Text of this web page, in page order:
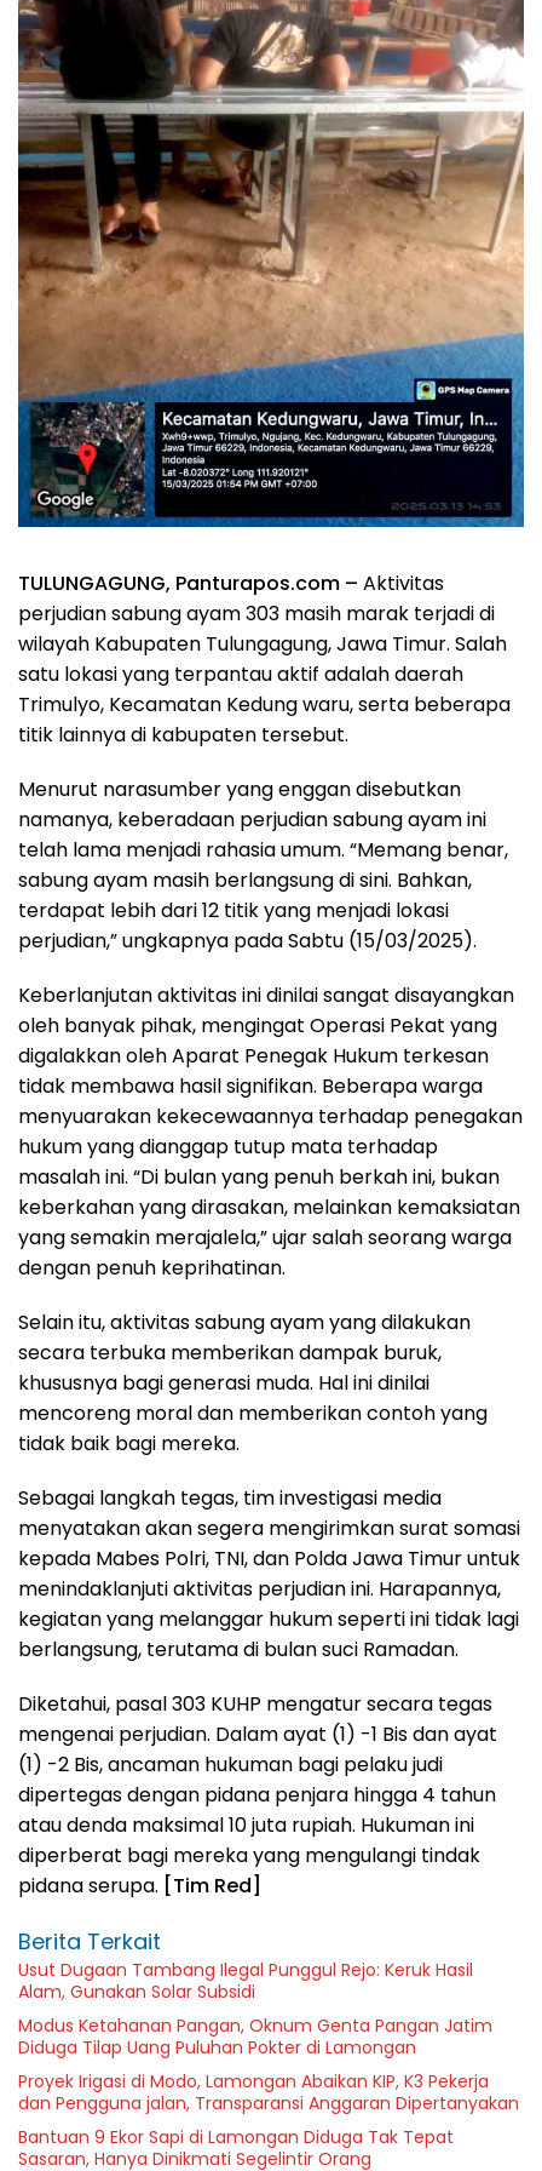
TULUNGAGUNG, Panturapos.com – Aktivitas
perjudian sabung ayam 303 masih marak terjadi di
wilayah Kabupaten Tulungagung, Jawa Timur. Salah
satu lokasi yang terpantau aktif adalah daerah
Trimulyo, Kecamatan Kedung waru, serta beberapa
titik lainnya di kabupaten tersebut.
Menurut narasumber yang enggan disebutkan
namanya, keberadaan perjudian sabung ayam ini
telah lama menjadi rahasia umum. “Memang benar,
sabung ayam masih berlangsung di sini. Bahkan,
terdapat lebih dari 12 titik yang menjadi lokasi
perjudian,” ungkapnya pada Sabtu (15/03/2025).
Keberlanjutan aktivitas ini dinilai sangat disayangkan
oleh banyak pihak, mengingat Operasi Pekat yang
digalakkan oleh Aparat Penegak Hukum terkesan
tidak membawa hasil signifikan. Beberapa warga
menyuarakan kekecewaannya terhadap penegakan
hukum yang dianggap tutup mata terhadap
masalah ini. “Di bulan yang penuh berkah ini, bukan
keberkahan yang dirasakan, melainkan kemaksiatan
yang semakin merajalela,” ujar salah seorang warga
dengan penuh keprihatinan.
Selain itu, aktivitas sabung ayam yang dilakukan
secara terbuka memberikan dampak buruk,
khususnya bagi generasi muda. Hal ini dinilai
mencoreng moral dan memberikan contoh yang
tidak baik bagi mereka.
Sebagai langkah tegas, tim investigasi media
menyatakan akan segera mengirimkan surat somasi
kepada Mabes Polri, TNI, dan Polda Jawa Timur untuk
menindaklanjuti aktivitas perjudian ini. Harapannya,
kegiatan yang melanggar hukum seperti ini tidak lagi
berlangsung, terutama di bulan suci Ramadan.
Diketahui, pasal 303 KUHP mengatur secara tegas
mengenai perjudian. Dalam ayat (1) -1 Bis dan ayat
(1) -2 Bis, ancaman hukuman bagi pelaku judi
dipertegas dengan pidana penjara hingga 4 tahun
atau denda maksimal 10 juta rupiah. Hukuman ini
diperberat bagi mereka yang mengulangi tindak
pidana serupa. [Tim Red]
Berita Terkait
Usut Dugaan Tambang Ilegal Punggul Rejo: Keruk Hasil
Alam, Gunakan Solar Subsidi
Modus Ketahanan Pangan, Oknum Genta Pangan Jatim
Diduga Tilap Uang Puluhan Pokter di Lamongan
Proyek Irigasi di Modo, Lamongan Abaikan KIP, K3 Pekerja
dan Pengguna jalan, Transparansi Anggaran Dipertanyakan
Bantuan 9 Ekor Sapi di Lamongan Diduga Tak Tepat
Sasaran, Hanya Dinikmati Segelintir Orang